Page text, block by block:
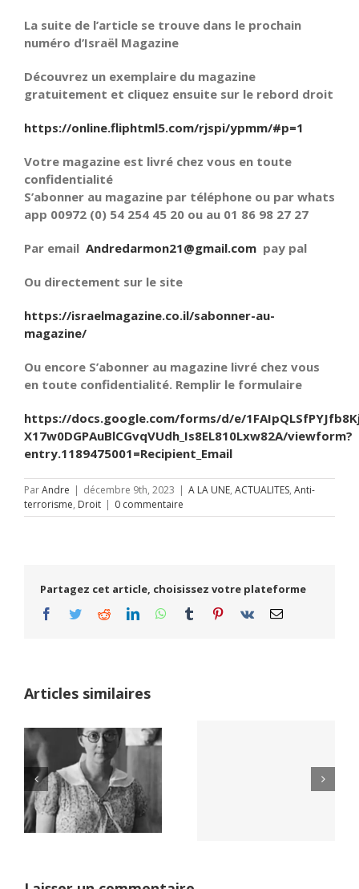
La suite de l’article se trouve dans le prochain
numéro d’Israël Magazine
Découvrez un exemplaire du magazine
gratuitement et cliquez ensuite sur le rebord droit
https://online.fliphtml5.com/rjspi/ypmm/#p=1
Votre magazine est livré chez vous en toute
confidentialité
S’abonner au magazine par téléphone ou par whats
app 00972 (0) 54 254 45 20 ou au 01 86 98 27 27
Par email Andredarmon21@gmail.com pay pal
Ou directement sur le site
https://israelmagazine.co.il/sabonner-au-
magazine/
Ou encore S’abonner au magazine livré chez vous
en toute confidentialité. Remplir le formulaire
https://docs.google.com/forms/d/e/
X17w0DGPAuBlCGvqVUdh_Is8EL810Lxw82A/viewform?
entry.1189475001=Recipient_Email
ParAndre | décembre 9th, 2023 | A LA UNE, ACTUALITES, Anti-
terrorisme, Droit | 0 commentaire
Partagez cet article, choisissez votre plateforme
Facebook
TwitterRedditLinkedInWhatsApp
Tumblr Pinterest
Vk Email
Articles similaires
Netflix Field of
Dreams (1989)
Yaïr Golan : une